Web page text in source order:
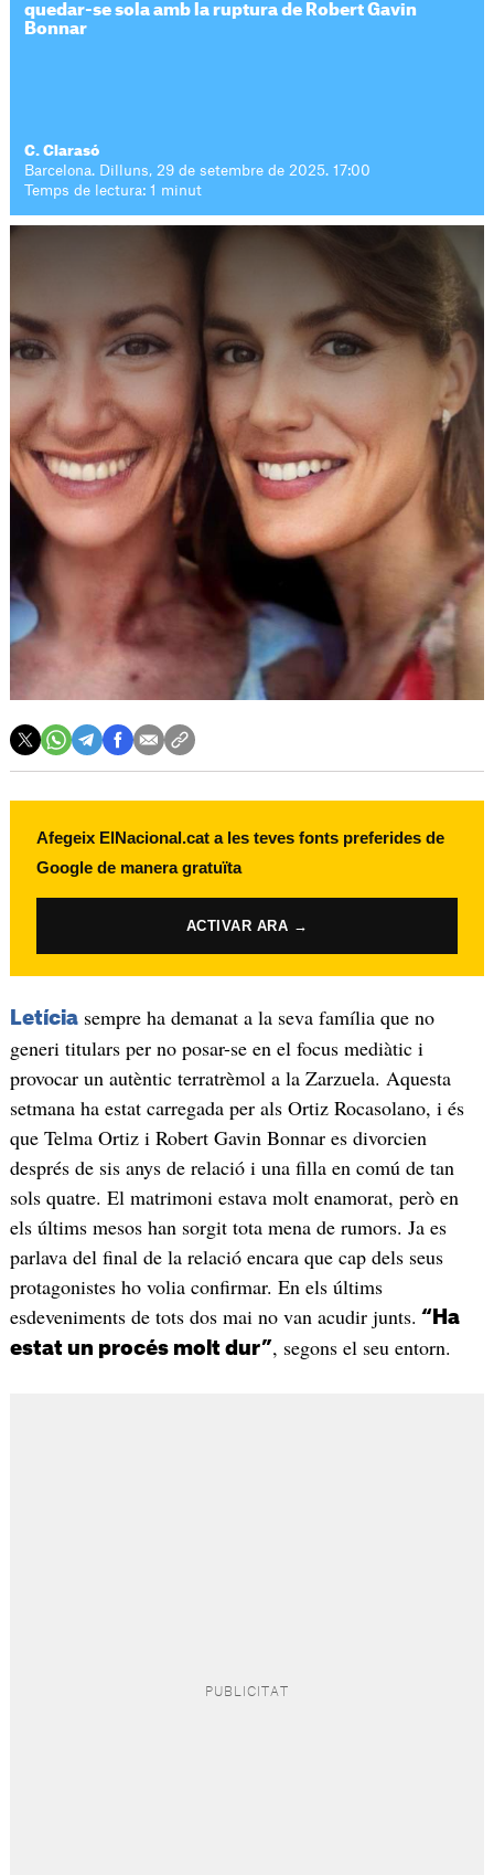
quedar-se sola amb la ruptura de Robert Gavin
Bonnar
C. Clarasó
Barcelona. Dilluns, 29 de setembre de 2025. 17:00
Temps de lectura: 1 minut
Afegeix ElNacional.cat a les teves fonts preferides de
Google de manera gratuïta
ACTIVAR ARA →
Letíciasempre ha demanat a la seva família que no
generi titulars per no posar-se en el focus mediàtic i
provocar un autèntic terratrèmol a la Zarzuela. Aquesta
setmana ha estat carregada per als Ortiz Rocasolano, i és
que Telma Ortiz i Robert Gavin Bonnar es divorcien
després de sis anys de relació i una filla en comú de tan
sols quatre. El matrimoni estava molt enamorat, però en
els últims mesos han sorgit tota mena de rumors. Ja es
parlava del final de la relació encara que cap dels seus
protagonistes ho volia confirmar. En els últims
esdeveniments de tots dos mai no van acudir junts. “Ha
estat un procés molt dur”, segons el seu entorn.